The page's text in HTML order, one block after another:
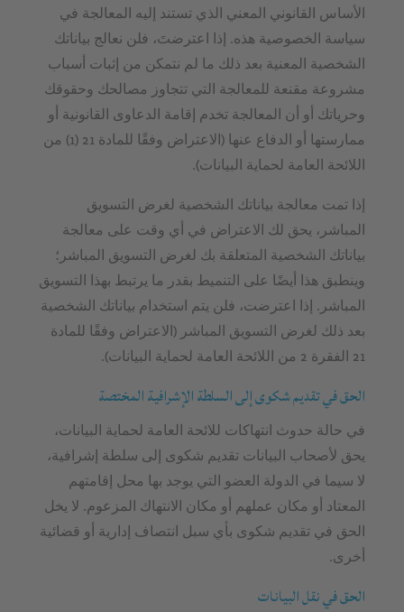
الأساس القانوني المعني الذي تستند إليه المعالجة في
سياسة الخصوصية هذه. إذا اعترضتَ، فلن نعالج بياناتك
الشخصية المعنية بعد ذلك ما لم نتمكن من إثبات أسباب
مشروعة مقنعة للمعالجة التي تتجاوز مصالحك وحقوقك
وحرياتك أو أن المعالجة تخدم إقامة الدعاوى القانونية أو
ممارستها أو الدفاع عنها (الاعتراض وفقًا للمادة 21 (1) من
اللائحة العامة لحماية البيانات).
إذا تمت معالجة بياناتك الشخصية لغرض التسويق
المباشر، يحق لك الاعتراض في أي وقت على معالجة
بياناتك الشخصية المتعلقة بك لغرض التسويق المباشر؛
وينطبق هذا أيضًا على التنميط بقدر ما يرتبط بهذا التسويق
المباشر. إذا اعترضت، فلن يتم استخدام بياناتك الشخصية
بعد ذلك لغرض التسويق المباشر (الاعتراض وفقًا للمادة
21 الفقرة 2 من اللائحة العامة لحماية البيانات).
الحق في تقديم شكوى إلى السلطة الإشرافية المختصة
في حالة حدوث انتهاكات للائحة العامة لحماية البيانات،
يحق لأصحاب البيانات تقديم شكوى إلى سلطة إشرافية،
لا سيما في الدولة العضو التي يوجد بها محل إقامتهم
المعتاد أو مكان عملهم أو مكان الانتهاك المزعوم. لا يخل
الحق في تقديم شكوى بأي سبل انتصاف إدارية أو قضائية
أخرى.
الحق في نقل البيانات